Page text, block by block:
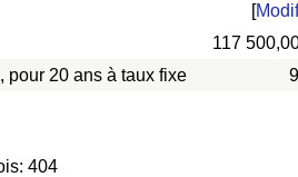
[
117
pour 20 ans à taux fixe
404